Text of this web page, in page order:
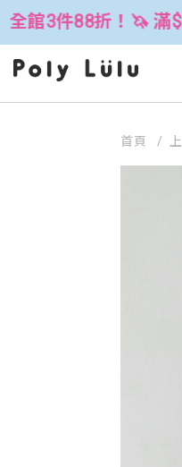
🦄 滿$2500折$300 (
首頁